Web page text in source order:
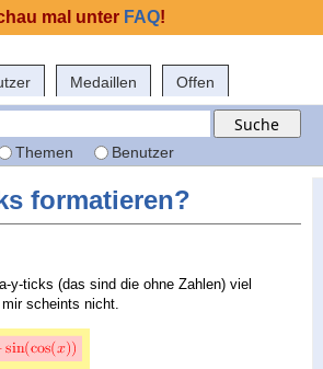
Medaillen Offen
Themen Benutzer
formatieren?
y-ticks (das sind die ohne Zahlen) viel
scheints nicht.
mal unter FAQ!